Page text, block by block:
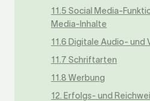
11.5 Social Media-
Media-Inhalte
11.6 Digitale Audio- und
11.7 Schriftarten
11.8 Werbung
12. Erfolgs- und